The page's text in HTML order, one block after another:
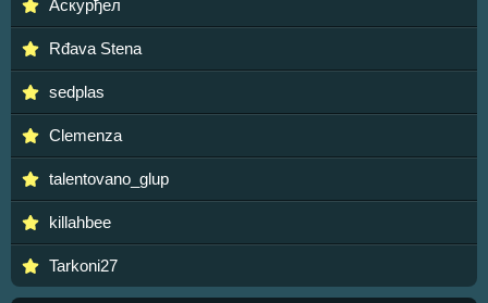
Аскурђел
Rđava Stena
sedplas
Clemenza
talentovano_glup
killahbee
Tarkoni27